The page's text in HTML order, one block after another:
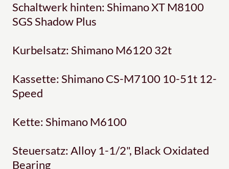
Schaltwerk hinten: Shimano XT M8100
SGS Shadow Plus
Kurbelsatz: Shimano M6120 32t
Kassette: Shimano CS-M7100 10-51t 12-
Speed
Kette: Shimano M6100
Steuersatz: Alloy 1-1/2", Black Oxidated
Bearing